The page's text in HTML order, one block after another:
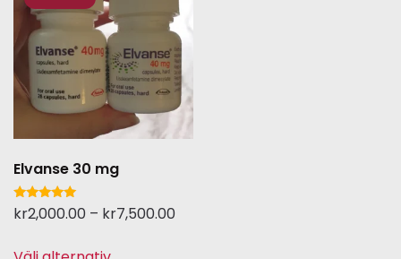
Elvanse 30 mg
Betygsatt
5.00
kr2,000.00 – kr7,500.00